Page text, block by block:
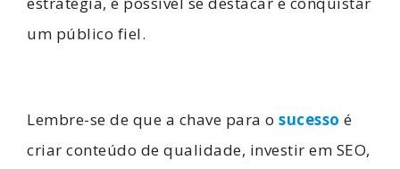
um público fiel.
Lembre-se de que a chave para o sucesso é
criar conteúdo de qualidade, investir em SEO,